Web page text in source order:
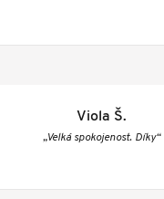
Viola Š.
„Velká spokojenost. Díky“